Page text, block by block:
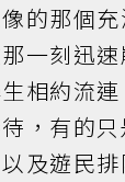
的那個
一刻迅
相約流
，有的
及遊民